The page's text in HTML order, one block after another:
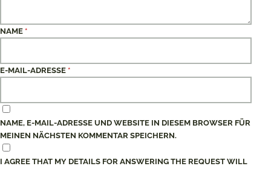
NAME *
E-MAIL-ADRESSE *
NAME, E-MAIL-ADRESSE UND WEBSITE IN DIESEM BROWSER FÜR
MEINEN NÄCHSTEN KOMMENTAR SPEICHERN.
I AGREE THAT MY DETAILS FOR ANSWERING THE REQUEST WILL